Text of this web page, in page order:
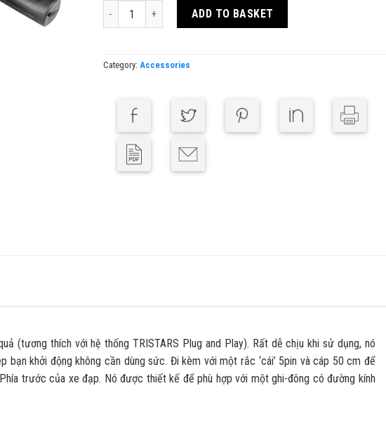
Scooter quantity ADD TO BASKET
Category: Accessories
(tương thích với hệ thống TRISTARS Plug and Play). Rất dễ chịu khi sử dụng, nó
bạn khởi động không cần dùng sức. Đi kèm với một rắc ‘cái’ 5pin và cáp 50 cm để
trước của xe đạp. Nó được thiết kế để phù hợp với một ghi-đông có đường kính